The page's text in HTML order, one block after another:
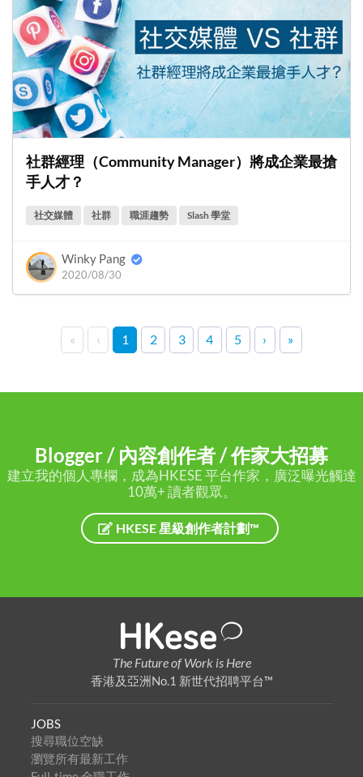
社群經理（Community Manager）將成企業最搶
手人才？
社交媒體 社群 職涯趨勢 Slash 學堂
Winky Pang
2020/08/30
« ‹ 1 2 3 4 5 › »
Blogger / 內容創作者 / 作家大招募
建立我的個人專欄，成為HKESE 平台作家，廣泛曝光觸達
10萬+ 讀者觀眾。
HKESE 星級創作者計劃™
The Future of Work is Here
香港及亞洲No.1 新世代招聘平台™
JOBS
搜尋職位空缺
瀏覽所有最新工作